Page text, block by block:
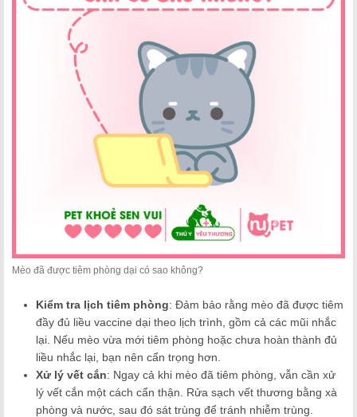
Mèo đã được tiêm phòng dại có sao không?
Kiểm tra lịch tiêm phòng: Đảm bảo rằng mèo đã được tiêm
đầy đủ liều vaccine dại theo lịch trình, gồm cả các mũi nhắc
lại. Nếu mèo vừa mới tiêm phòng hoặc chưa hoàn thành đủ
liều nhắc lại, bạn nên cẩn trọng hơn.
Xử lý vết cắn: Ngay cả khi mèo đã tiêm phòng, vẫn cần xử
lý vết cắn một cách cẩn thận. Rửa sạch vết thương bằng xà
phòng và nước, sau đó sát trùng để tránh nhiễm trùng.